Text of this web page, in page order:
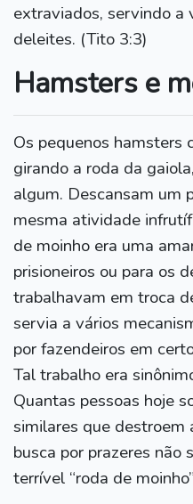
extraviados, servindo a
deleites. (Tito 3:3)
Hamsters e
Os pequenos hamsters
girando a roda da
algum. Descansam um
mesma atividade
de moinho era uma
prisioneiros ou para os
trabalhavam em troca
servia a vários
por fazendeiros em
Tal trabalho era
Quantas pessoas hoje
similares que destroem
busca por prazeres não
terrível “roda de